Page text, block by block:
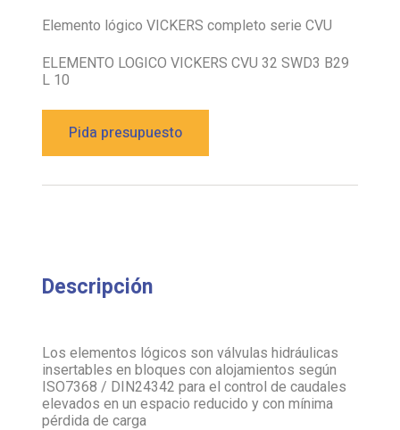
Elemento lógico VICKERS completo serie CVU
ELEMENTO LOGICO VICKERS CVU 32 SWD3 B29
L 10
Pida presupuesto
Descripción
Los elementos lógicos son válvulas hidráulicas
insertables en bloques con alojamientos según
ISO7368 / DIN24342 para el control de caudales
elevados en un espacio reducido y con mínima
pérdida de carga